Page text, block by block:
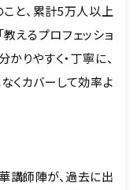
と、累計5万人以上
えるプロフェッショ
かりやすく・丁寧に、
くカバーして効率よ
講師陣が、過去に出